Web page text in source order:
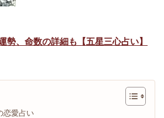
勢、命数の詳細も【五星三心占い】
愛占い